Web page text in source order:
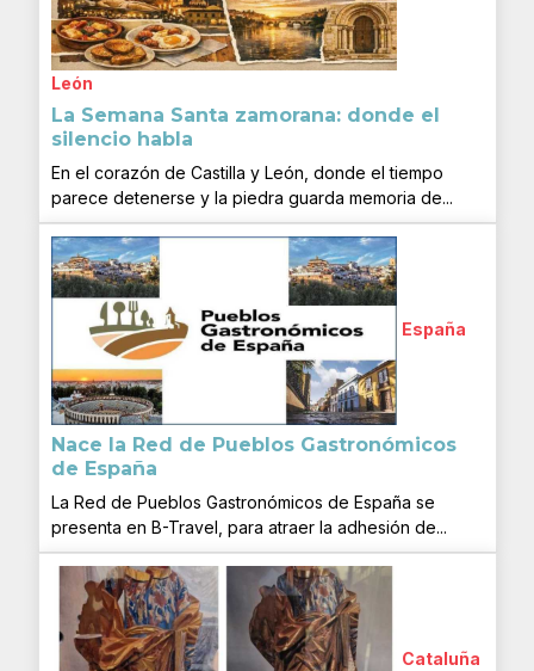
León
La Semana Santa zamorana: donde el
silencio habla
En el corazón de Castilla y León, donde el tiempo
parece detenerse y la piedra guarda memoria de...
España
Nace la Red de Pueblos Gastronómicos
de España
La Red de Pueblos Gastronómicos de España se
presenta en B-Travel, para atraer la adhesión de...
Cataluña